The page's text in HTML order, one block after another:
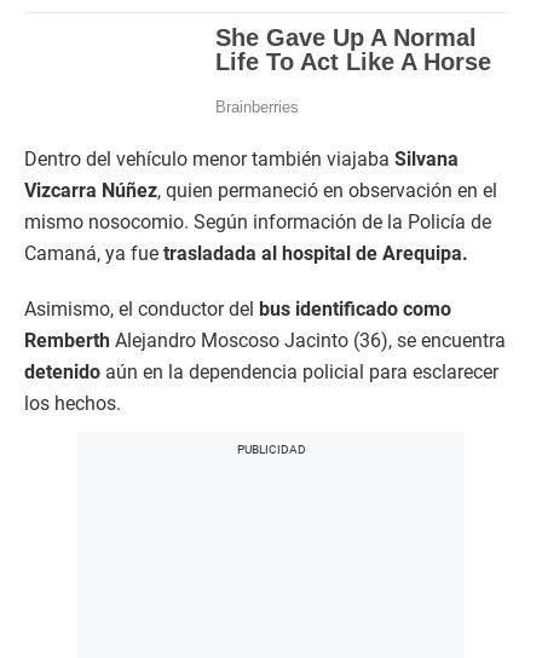
Dentro del vehículo menor también viajaba Silvana
Vizcarra Núñez, quien permaneció en observación en el
mismo nosocomio. Según información de la Policía de
Camaná, ya fue trasladada al hospital de Arequipa.
Asimismo, el conductor del bus identificado como
Remberth Alejandro Moscoso Jacinto (36), se encuentra
detenido aún en la dependencia policial para esclarecer
los hechos.